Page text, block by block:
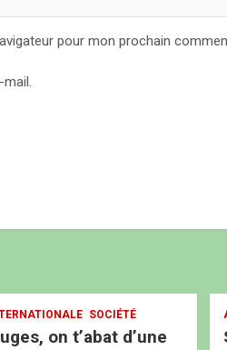
pour mon prochain
SOCIÉTÉ
on t’abat d’une